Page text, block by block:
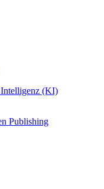
(KI)
Publishing